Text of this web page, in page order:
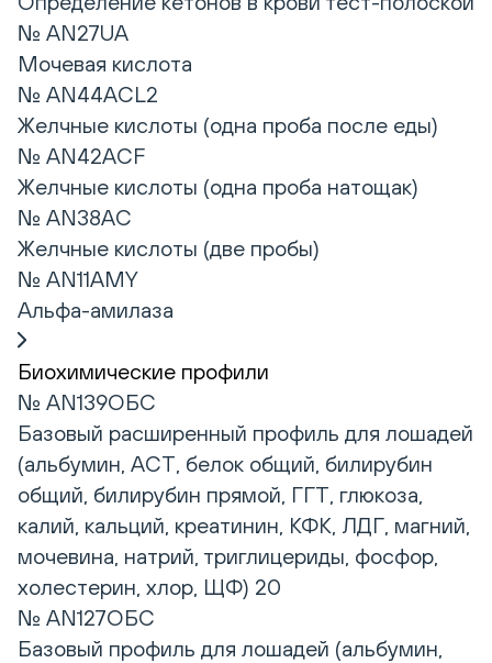
№ AN27UA
Мочевая кислота
№ AN44ACL2
Желчные кислоты (одна проба после еды)
№ AN42ACF
Желчные кислоты (одна проба натощак)
№ AN38AC
Желчные кислоты (две пробы)
№ AN11AMY
Альфа-амилаза
Биохимические профили
№ AN139ОБС
Базовый расширенный профиль для лошадей
(альбумин, АСТ, белок общий, билирубин
общий, билирубин прямой, ГГТ, глюкоза,
калий, кальций, креатинин, КФК, ЛДГ, магний,
мочевина, натрий, триглицериды, фосфор,
холестерин, хлор, ЩФ) 20
№ AN127ОБС
Базовый профиль для лошадей (альбумин,